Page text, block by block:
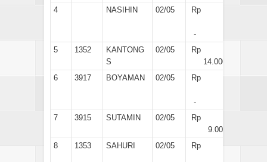
4
NASIHIN 02/05 Rp
-
5
1352
KANTONG
S
02/05
Rp
14.000
6
3917 BOYAMAN 02/05 Rp
-
7
3915 SUTAMIN 02/05
Rp
9.000
8
1353 SAHURI 02/05 Rp